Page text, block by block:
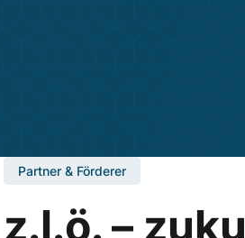
Partner & Förderer
z.l.ö. –